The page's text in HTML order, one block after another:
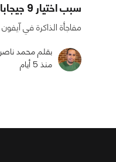
سبب اختيار 9 جيجابايت رام
مفاجأة الذاكرة في آيفون 18e 📱
بقلم محمد ناصر
منذ 5 أيام